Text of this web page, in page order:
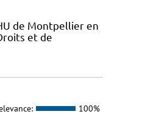
de Montpellier en
et de
100%